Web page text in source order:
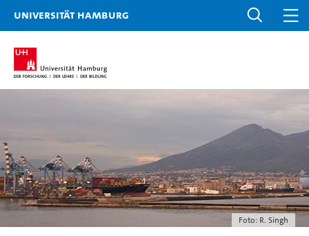
Universität Hamburg
Foto: R. Singh